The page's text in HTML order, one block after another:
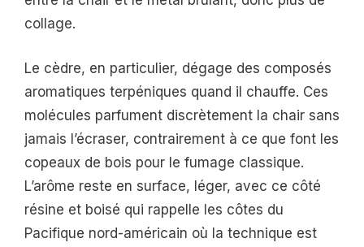
collage.
Le cèdre, en particulier, dégage des composés
aromatiques terpéniques quand il chauffe. Ces
molécules parfument discrètement la chair sans
jamais l’écraser, contrairement à ce que font les
copeaux de bois pour le fumage classique.
L’arôme reste en surface, léger, avec ce côté
résine et boisé qui rappelle les côtes du
Pacifique nord-américain où la technique est